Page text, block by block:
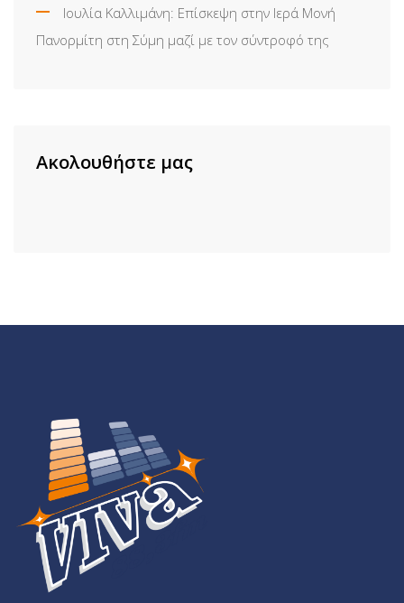
Ιουλία Καλλιμάνη: Επίσκεψη στην Ιερά Μονή
Πανορμίτη στη Σύμη μαζί με τον σύντροφό της
Ακολουθήστε μας